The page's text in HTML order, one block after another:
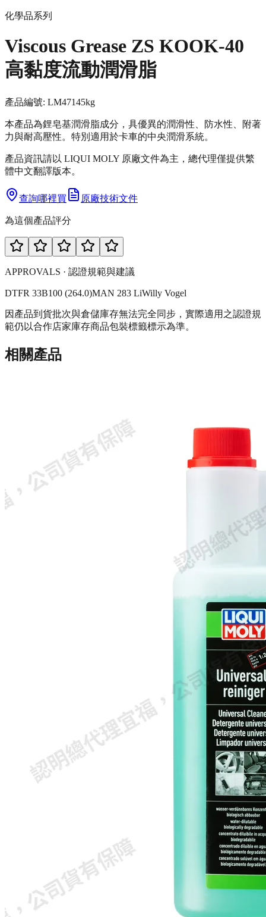
化學品系列
Viscous Grease ZS KOOK-40
高黏度流動潤滑脂
產品編號: LM47145kg
本產品為鋰皂基潤滑脂成分，具優異的潤滑性、防水性、附著
力與耐高壓性。特別適用於卡車的中央潤滑系統。
產品資訊請以 LIQUI MOLY 原廠文件為主，總代理僅提供繁
體中文翻譯版本。
查詢哪裡買 原廠技術文件
為這個產品評分
APPROVALS · 認證規範與建議
DTFR 33B100 (264.0)MAN 283 LiWilly Vogel
因產品到貨批次與倉儲庫存無法完全同步，實際適用之認證規
範仍以合作店家庫存商品包裝標籤標示為準。
相關產品